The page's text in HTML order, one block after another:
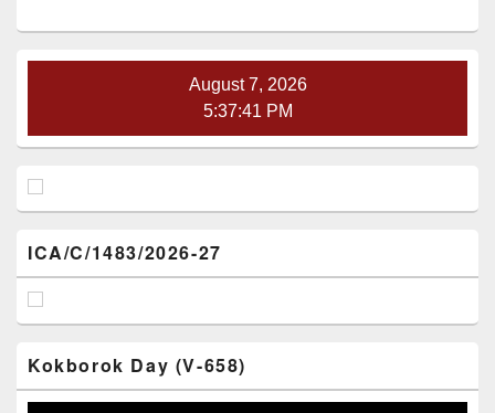
Widget
August 7, 2026
5:37:42 PM
ICA/C/1483/2026-27
Kokborok Day (V-658)